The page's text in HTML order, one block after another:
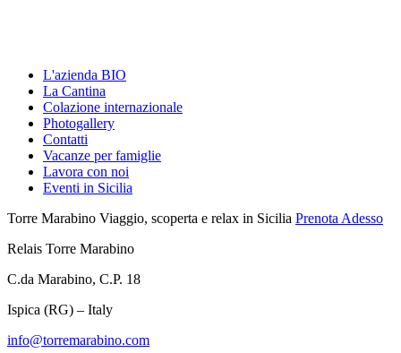
L'azienda BIO
La Cantina
Colazione internazionale
Photogallery
Contatti
Vacanze per famiglie
Lavora con noi
Eventi in Sicilia
Torre Marabino Viaggio, scoperta e relax in Sicilia Prenota Adesso
Relais Torre Marabino
C.da Marabino, C.P. 18
Ispica (RG) – Italy
info@torremarabino.com